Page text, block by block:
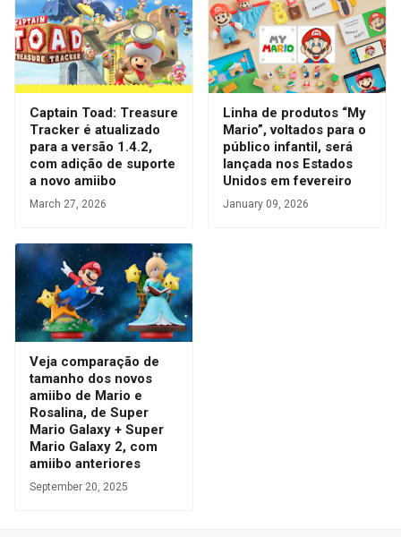
Captain Toad: Treasure
Tracker é atualizado
para a versão 1.4.2,
com adição de suporte
a novo amiibo
March 27, 2026
Linha de produtos “My
Mario”, voltados para o
público infantil, será
lançada nos Estados
Unidos em fevereiro
January 09, 2026
Veja comparação de
tamanho dos novos
amiibo de Mario e
Rosalina, de Super
Mario Galaxy + Super
Mario Galaxy 2, com
amiibo anteriores
September 20, 2025